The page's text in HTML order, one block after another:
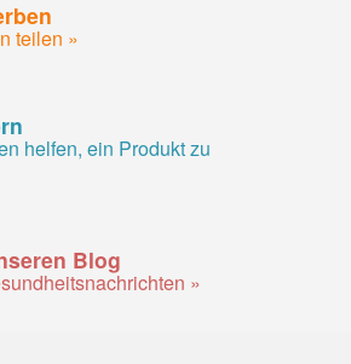
teilen »
helfen, ein Produkt zu
Blog
»